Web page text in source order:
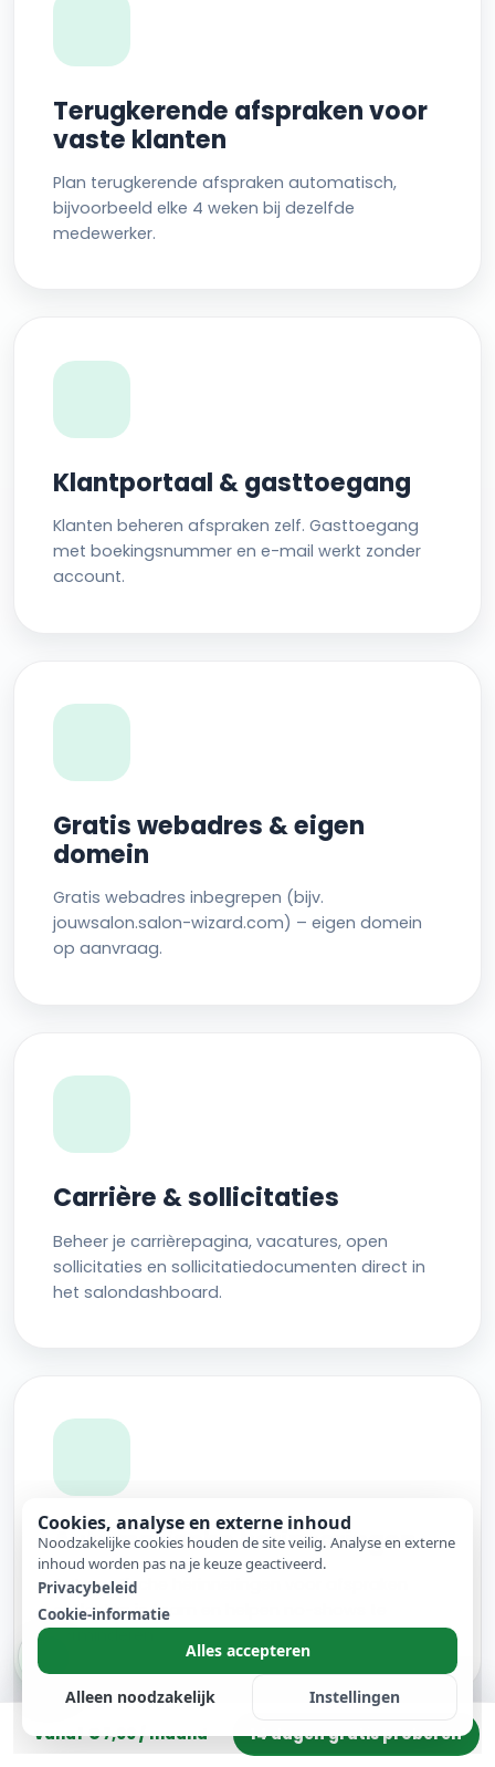
Terugkerende afspraken voor
vaste klanten
Plan terugkerende afspraken automatisch,
bijvoorbeeld elke 4 weken bij dezelfde
medewerker.
Klantportaal & gasttoegang
Klanten beheren afspraken zelf. Gasttoegang
met boekingsnummer en e-mail werkt zonder
account.
Gratis webadres & eigen
domein
Gratis webadres inbegrepen (bijv.
jouwsalon.salon-wizard.com) – eigen domein
op aanvraag.
Carrière & sollicitaties
Beheer je carrièrepagina, vacatures, open
sollicitaties en sollicitatiedocumenten direct in
het salondashboard.
Automatische herinneringen
Automatische herinneringen voor afspraken
ontlasten je team en helpen no-shows te
verminderen.
vanaf € 7,00 / maand 14 dagen gratis proberen
Cookies, analyse en externe inhoud
Noodzakelijke cookies houden de site veilig. Analyse en externe
inhoud worden pas na je keuze geactiveerd.
Privacybeleid
Cookie-informatie
Alles accepteren
Alleen noodzakelijk Instellingen